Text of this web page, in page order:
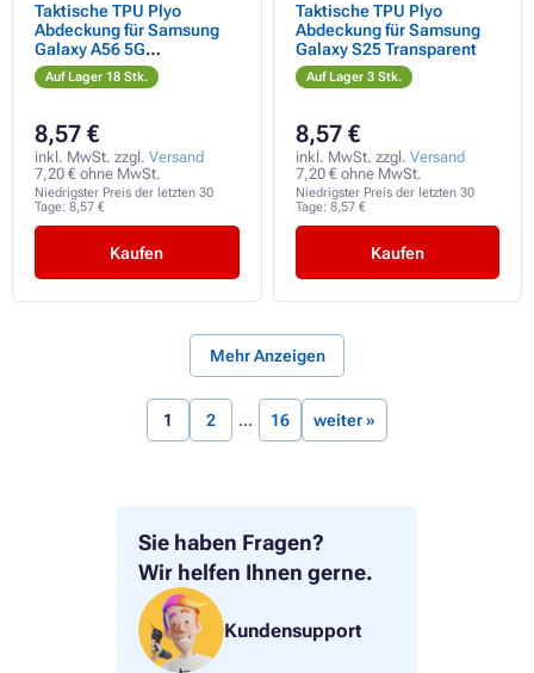
Sie haben Fragen?
Wir helfen Ihnen gerne.
Kundensupport
Taktische TPU Plyo
Abdeckung für Samsung
Galaxy A56 5G
Transparent
Auf Lager 18 Stk.
8,57 €
inkl. MwSt. zzgl. Versand
7,20 € ohne MwSt.
Niedrigster Preis der letzten 30
Tage: 8,57 €
Kaufen
Taktische TPU Plyo
Abdeckung für Samsung
Galaxy S25 Transparent
Auf Lager 3 Stk.
8,57 €
inkl. MwSt. zzgl. Versand
7,20 € ohne MwSt.
Niedrigster Preis der letzten 30
Tage: 8,57 €
Kaufen
Mehr Anzeigen
1 2 16 weiter »